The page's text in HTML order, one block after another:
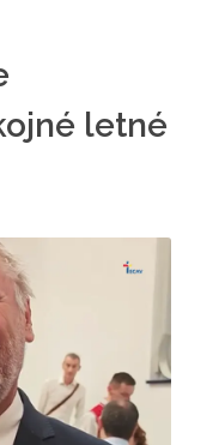
letné